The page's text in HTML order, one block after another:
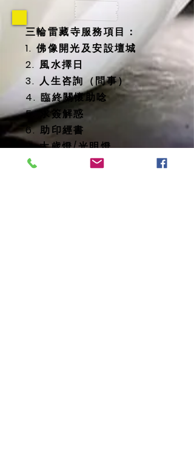
三輪雷藏寺服務項目：
1. 佛像開光及安設壇城
2. 風水擇日
3. 人生咨詢（問事）
4. 臨終關懷助唸
5. 求簽解惑
6. 助印經書
7. 太歲燈/光明燈
8. 消災延壽藥師佛燈